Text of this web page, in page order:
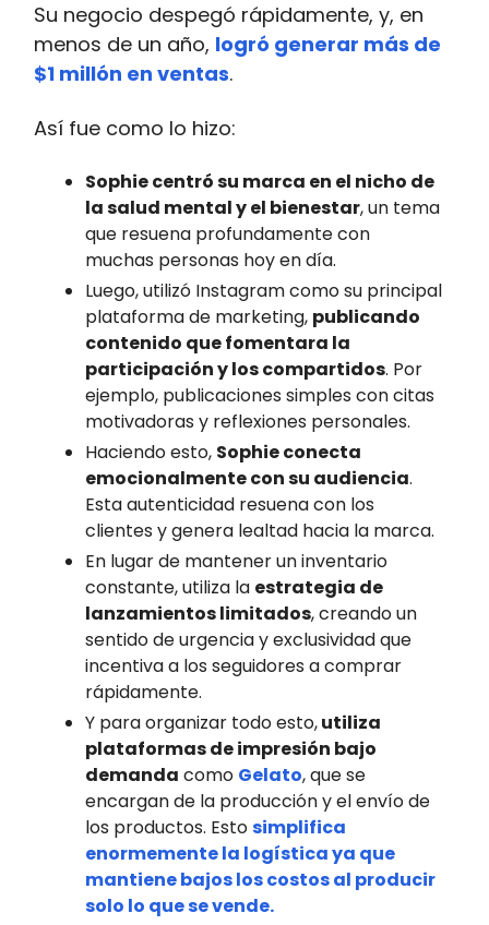
Su negocio despegó rápidamente, y, en
menos de un año, logró generar más de
$1 millón en ventas.
Así fue como lo hizo:
Sophie centró su marca en el nicho de
la salud mental y el bienestar, un tema
que resuena profundamente con
muchas personas hoy en día.
Luego, utilizó Instagram como su principal
plataforma de marketing, publicando
contenido que fomentara la
participación y los compartidos. Por
ejemplo, publicaciones simples con citas
motivadoras y reflexiones personales.
Haciendo esto, Sophie conecta
emocionalmente con su audiencia.
Esta autenticidad resuena con los
clientes y genera lealtad hacia la marca​.
En lugar de mantener un inventario
constante, utiliza la estrategia de
lanzamientos limitados, creando un
sentido de urgencia y exclusividad que
incentiva a los seguidores a comprar
rápidamente​.
Y para organizar todo esto,utiliza
plataformas de impresión bajo
demanda como Gelato, que se
encargan de la producción y el envío de
los productos. Estosimplifica
enormemente la logística ya que
mantiene bajos los costos al producir
solo lo que se vende.